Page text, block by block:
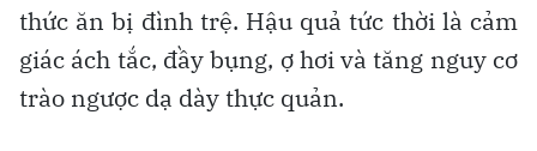
thức ăn bị đình trệ. Hậu quả tức thời là cảm
giác ách tắc, đầy bụng, ợ hơi và tăng nguy cơ
trào ngược dạ dày thực quản.